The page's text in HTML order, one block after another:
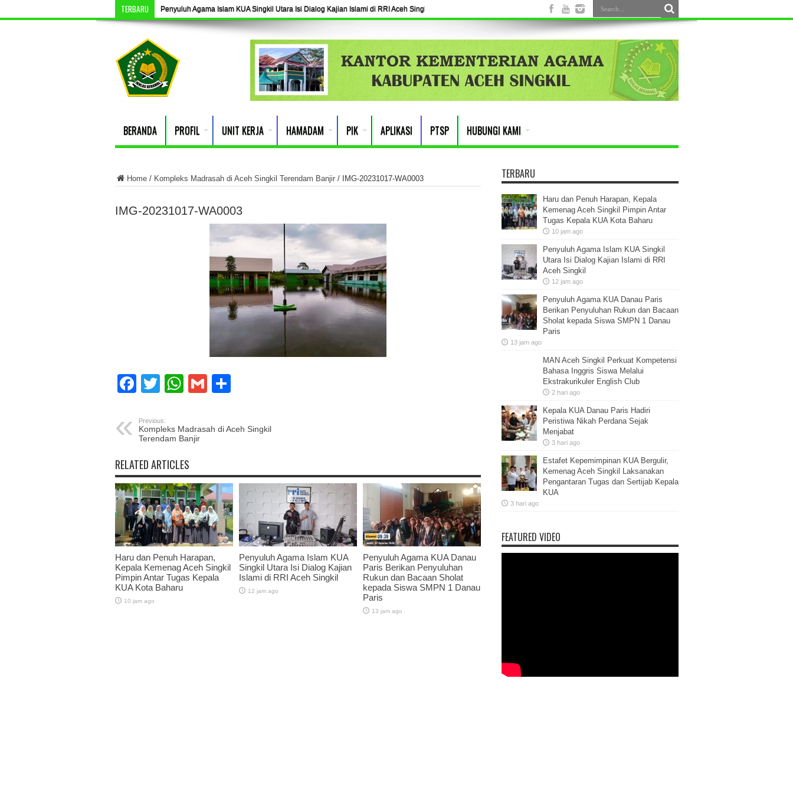
TERBARU Penyuluh Agama Islam KUA Singkil Utara Isi Dialog Kajian Islami di RRI Aceh Singkil
BERANDA PROFIL UNIT KERJA HAMADAM PIK APLIKASI PTSP HUBUNGI KAMI
Home/ Kompleks Madrasah di Aceh Singkil Terendam Banjir/ IMG-20231017-WA0003
IMG-20231017-WA0003
Facebook
TwitterWhatsApp
Gmail
Previous:
Kompleks Madrasah di Aceh Singkil
Terendam Banjir
RELATED ARTICLES
Haru dan Penuh Harapan,
Kepala Kemenag Aceh Singkil
Pimpin Antar Tugas Kepala
KUA Kota Baharu
10 jam ago
Penyuluh Agama Islam KUA
Singkil Utara Isi Dialog Kajian
Islami di RRI Aceh Singkil
12 jam ago
Penyuluh Agama KUA Danau
Paris Berikan Penyuluhan
Rukun dan Bacaan Sholat
kepada Siswa SMPN 1 Danau
Paris
13 jam ago
TERBARU
Haru dan Penuh Harapan, Kepala
Kemenag Aceh Singkil Pimpin Antar
Tugas Kepala KUA Kota Baharu
10 jam ago
Penyuluh Agama Islam KUA Singkil
Utara Isi Dialog Kajian Islami di RRI
Aceh Singkil
12 jam ago
Penyuluh Agama KUA Danau Paris
Berikan Penyuluhan Rukun dan Bacaan
Sholat kepada Siswa SMPN 1 Danau
Paris
13 jam ago
MAN Aceh Singkil Perkuat Kompetensi
Bahasa Inggris Siswa Melalui
Ekstrakurikuler English Club
2 hari ago
Kepala KUA Danau Paris Hadiri
Peristiwa Nikah Perdana Sejak
Menjabat
3 hari ago
Estafet Kepemimpinan KUA Bergulir,
Kemenag Aceh Singkil Laksanakan
Pengantaran Tugas dan Sertijab Kepala
KUA
3 hari ago
FEATURED VIDEO